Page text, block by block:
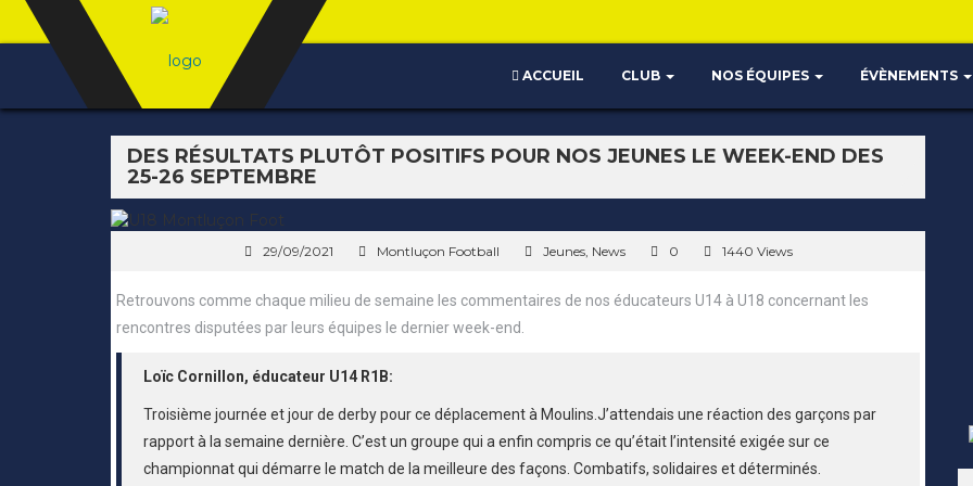
ACCUEIL CLUB NOS ÉQUIPES ÉVÈNEMENTS
DES RÉSULTATS PLUTÔT POSITIFS POUR NOS JEUNES LE WEEK-END DES
25-26 SEPTEMBRE
29/09/2021 Montluçon Football Jeunes, News 0 1440 Views
Retrouvons comme chaque milieu de semaine les commentaires de nos éducateurs U14 à U18 concernant les
rencontres disputées par leurs équipes le dernier week-end.
Loïc Cornillon, éducateur U14 R1B:
Troisième journée et jour de derby pour ce déplacement à Moulins.J’attendais une réaction des garçons par
rapport à la semaine dernière. C’est un groupe qui a enfin compris ce qu’était l’intensité exigée sur ce
championnat qui démarre le match de la meilleure des façons. Combatifs, solidaires et déterminés.